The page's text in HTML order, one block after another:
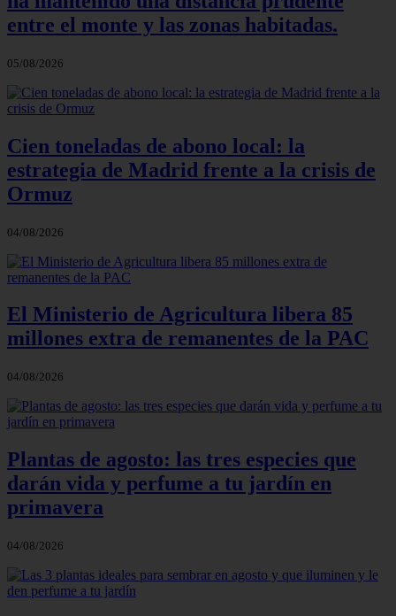
entre el monte y las zonas habitadas.
05/08/2026
Cien toneladas de abono local: la
estrategia de Madrid frente a la crisis de
Ormuz
04/08/2026
El Ministerio de Agricultura libera 85
millones extra de remanentes de la PAC
04/08/2026
Plantas de agosto: las tres especies que
darán vida y perfume a tu jardín en
primavera
04/08/2026